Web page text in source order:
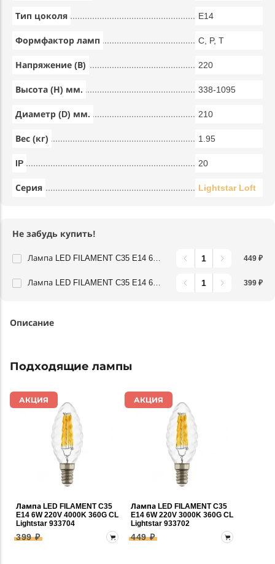
Тип цоколя E14
Формфактор ламп C, P, T
Напряжение (В) 220
Высота (Н) мм. 338-1095
Диаметр (D) мм. 210
Вес (кг) 1.95
IP 20
Серия Lightstar Loft
Не забудь купить!
Лампа LED FILAMENT C35 E14 6W 220V 3000K 360G CL Lightstar 933702 449 ₽
Лампа LED FILAMENT C35 E14 6W 220V 4000K 360G CL Lightstar 933704 399 ₽
Описание
Подходящие лампы
АКЦИЯ
Лампа LED FILAMENT C35
E14 6W 220V 4000K 360G CL
Lightstar 933704
399 ₽
АКЦИЯ
Лампа LED FILAMENT C35
E14 6W 220V 3000K 360G CL
Lightstar 933702
449 ₽